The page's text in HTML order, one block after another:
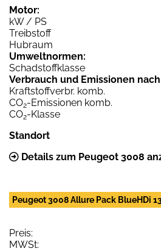
Motor:
kW / PS
Treibstoff
Hubraum
Umweltnormen:
Schadstoffklasse
Verbrauch und Emissionen nach
Kraftstoffverbr. komb.
CO2-Emissionen komb.
CO2-Klasse
Standort
Details zum Peugeot 3008
Peugeot 3008 Allure Pack BlueHDi
Preis:
MWSt: